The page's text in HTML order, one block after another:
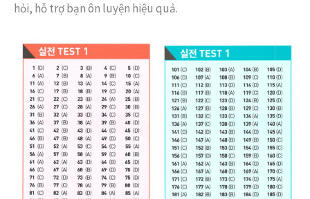
hỏi, hỗ trợ bạn ôn luyện hiệu quả.